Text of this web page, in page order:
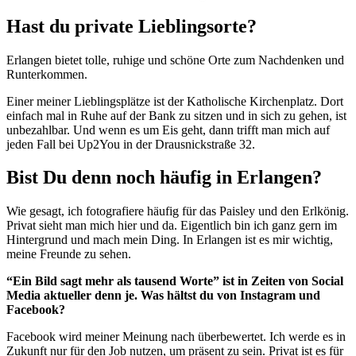
Hast du private Lieblingsorte?
Erlangen bietet tolle, ruhige und schöne Orte zum Nachdenken und
Runterkommen.
Einer meiner Lieblingsplätze ist der Katholische Kirchenplatz. Dort
einfach mal in Ruhe auf der Bank zu sitzen und in sich zu gehen, ist
unbezahlbar. Und wenn es um Eis geht, dann trifft man mich auf
jeden Fall bei Up2You in der Drausnickstraße 32.
Bist Du denn noch häufig in Erlangen?
Wie gesagt, ich fotografiere häufig für das Paisley und den Erlkönig.
Privat sieht man mich hier und da. Eigentlich bin ich ganz gern im
Hintergrund und mach mein Ding. In Erlangen ist es mir wichtig,
meine Freunde zu sehen.
“Ein Bild sagt mehr als tausend Worte” ist in Zeiten von Social
Media aktueller denn je. Was hältst du von Instagram und
Facebook?
Facebook wird meiner Meinung nach überbewertet. Ich werde es in
Zukunft nur für den Job nutzen, um präsent zu sein. Privat ist es für